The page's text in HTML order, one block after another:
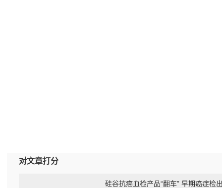
对文章打分
硅谷抗癌血检产品“翻车” 早期癌症检